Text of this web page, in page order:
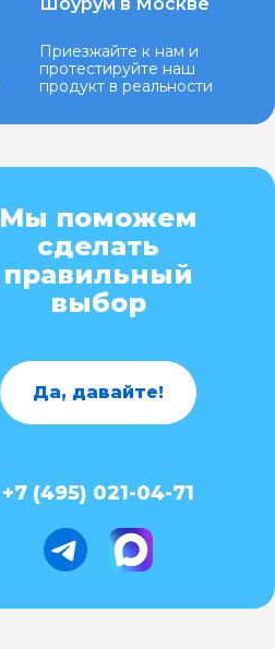
Приезжайте к нам и
протестируйте наш
продукт в реальности
Мы поможем
сделать
правильный
выбор
Да, давайте!
+7 (495) 021-04-71